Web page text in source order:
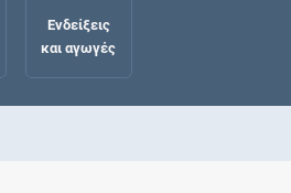
Ενδείξεις
και αγωγές